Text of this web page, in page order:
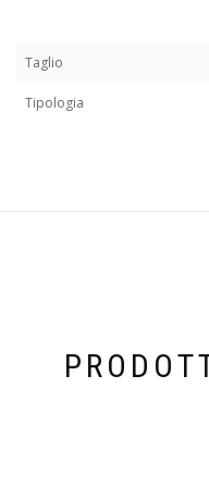
Taglio
Tipologia